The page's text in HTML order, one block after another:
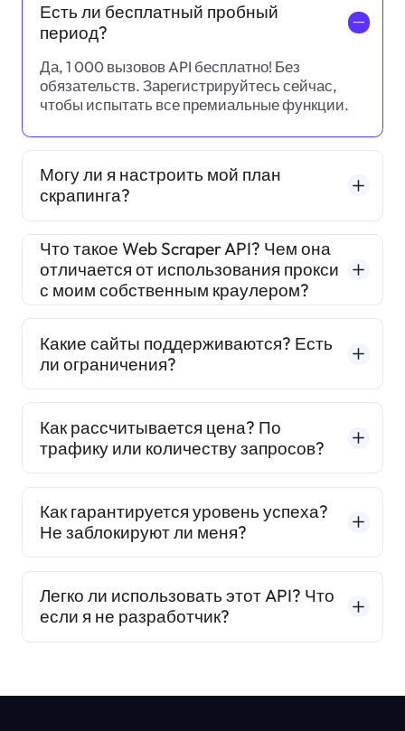
Есть ли бесплатный пробный
период?
一
Да, 1 000 вызовов API бесплатно! Без
обязательств. Зарегистрируйтесь сейчас,
чтобы испытать все премиальные функции.
Могу ли я настроить мой план
скрапинга?
Что такое Web Scraper API? Чем она
отличается от использования прокси
с моим собственным краулером?
Какие сайты поддерживаются? Есть
ли ограничения?
Как рассчитывается цена? По
трафику или количеству запросов?
Как гарантируется уровень успеха?
Не заблокируют ли меня?
Легко ли использовать этот API? Что
если я не разработчик?